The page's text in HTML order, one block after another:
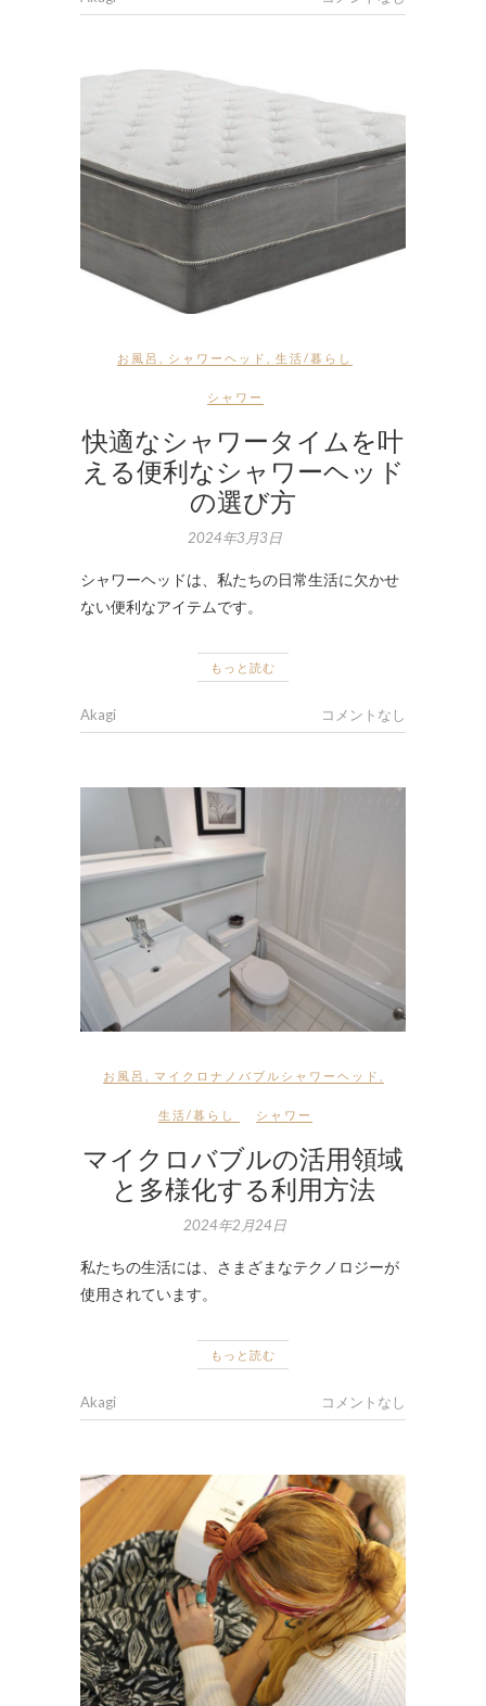
お風呂 シャワーヘッド 生活/暮らし
シャワー
快適なシャワータイムを叶
える便利なシャワーヘッド
の選び方
2024年3月3日
シャワーヘッドは、私たちの日常生活に欠かせ
ない便利なアイテムです。
もっと読む
Akagi コメントなし
お風呂 マイクロナノバブルシャワーヘッド
生活/暮らし シャワー
マイクロバブルの活用領域
と多様化する利用方法
2024年2月24日
私たちの生活には、さまざまなテクノロジーが
使用されています。
もっと読む
Akagi コメントなし